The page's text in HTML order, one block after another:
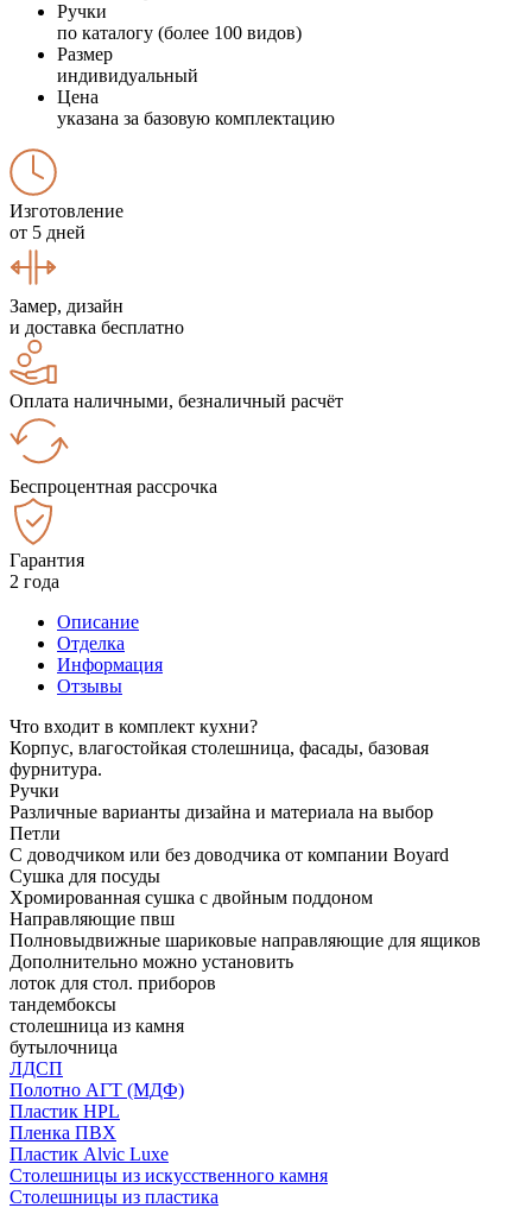
Ручки
по каталогу (более 100 видов)
Размер
индивидуальный
Цена
указана за базовую комплектацию
Изготовление
от 5 дней
Замер, дизайн
и доставка бесплатно
Оплата наличными, безналичный расчёт
Беспроцентная рассрочка
Гарантия
2 года
Описание
Отделка
Информация
Отзывы
Что входит в комплект кухни?
Корпус, влагостойкая столешница, фасады, базовая
фурнитура.
Ручки
Различные варианты дизайна и материала на выбор
Петли
С доводчиком или без доводчика от компании Boyard
Сушка для посуды
Хромированная сушка с двойным поддоном
Направляющие пвш
Полновыдвижные шариковые направляющие для ящиков
Дополнительно можно установить
лоток для стол. приборов
тандембоксы
столешница из камня
бутылочница
ЛДСП
Полотно АГТ (МДФ)
Пластик HPL
Пленка ПВХ
Пластик Alvic Luxe
Столешницы из искусственного камня
Столешницы из пластика